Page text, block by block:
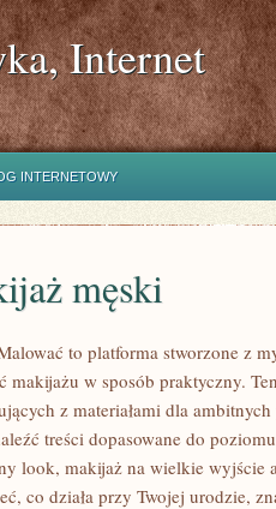
Internet
INTERNETOWY
męski
to platforma stworzone z
makijażu w sposób praktyczny.
z materiałami dla
treści dopasowane do
look, makijaż na wielkie wyjście
co działa przy Twojej urodzie,